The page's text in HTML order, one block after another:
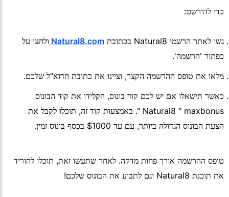
כדי להירשם:
גשו לאתר הרשמי Natural8 בכתובת Natural8.com ולחצו על
כפתור 'הרשמה'.
מלאו את טופס ההרשמה הקצר, וציינו את כתובת הדוא"ל שלכם.
כאשר תישאלו אם יש לכם קוד בונוס, הקלידו את קוד הבונוס
Natural8 " maxbonus ". באמצעות קוד זה, תוכלו לקבל את
הצעת הבונוס הגדולה ביותר, עם עד $1000 בכסף בונוס זמין.
טופס ההרשמה אורך פחות מדקה. לאחר שתעשו זאת, תוכלו להוריד
את תוכנת Natural8 וגם לתבוע את הבונוס שלכם!